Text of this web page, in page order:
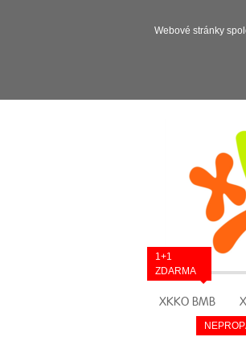
Webové stránky
XKKO BMB
1+1
ZDARMA